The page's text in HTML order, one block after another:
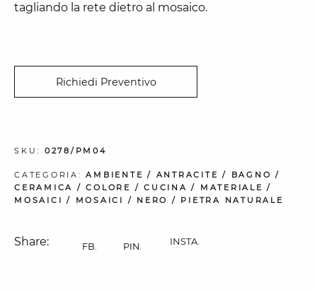
tagliando la rete dietro al mosaico.
Richiedi Preventivo
SKU: 0278/PM04
CATEGORIA:AMBIENTE / ANTRACITE / BAGNO /
CERAMICA /COLORE / CUCINA / MATERIALE /
MOSAICI / MOSAICI / NERO / PIETRA NATURALE
Share: FB. PIN. INSTA.